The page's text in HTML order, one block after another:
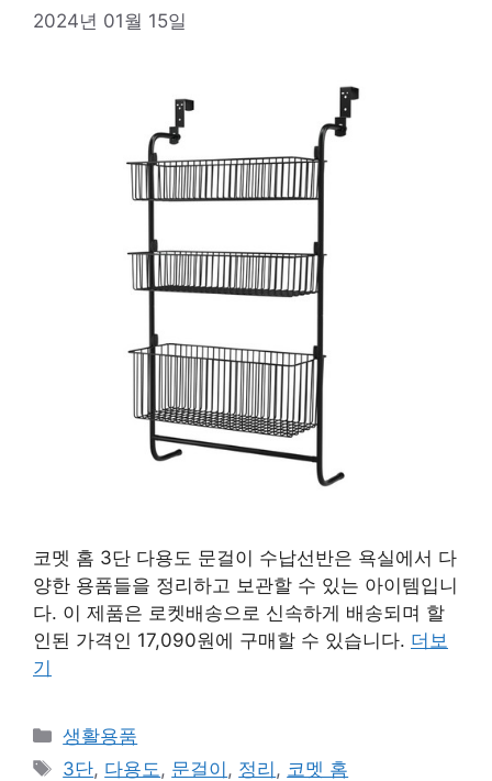
2024년 01월 15일
코멧 홈 3단 다용도 문걸이 수납선반은 욕실에서 다
양한 용품들을 정리하고 보관할 수 있는 아이템입니
다. 이 제품은 로켓배송으로 신속하게 배송되며 할
인된 가격인 17,090원에 구매할 수 있습니다. 더보
기
카
테
생활용품
태
3단, 다용도, 문걸이 , 정리 , 코멧 홈